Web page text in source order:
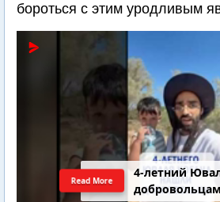
бороться с этим уродливым
4-летний
Read More